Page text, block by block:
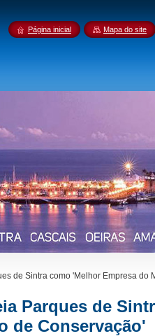
de Sintra como 'Melhor Empresa do
Parques de
de Conservação'
Página inicial Mapa do site